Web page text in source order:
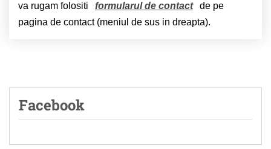
va rugam folositi
formularul de contact
de pe
pagina de contact (meniul de sus in dreapta).
Facebook